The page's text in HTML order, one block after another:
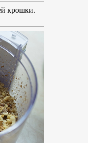
крошки.